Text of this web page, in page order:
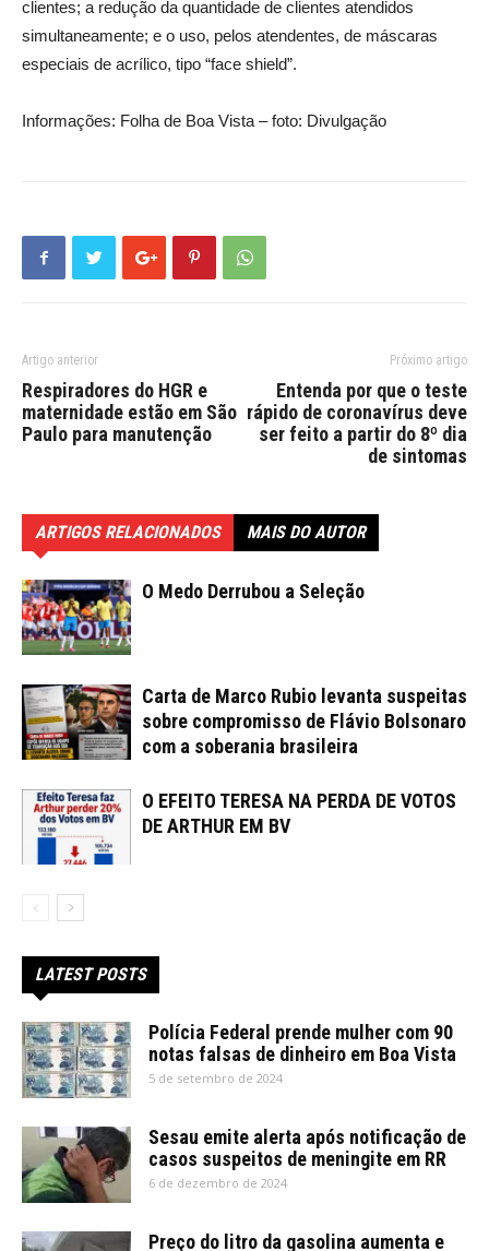
clientes; a redução da quantidade de clientes atendidos
simultaneamente; e o uso, pelos atendentes, de máscaras
especiais de acrílico, tipo “face shield”.
Informações: Folha de Boa Vista – foto: Divulgação
Artigo anterior
Respiradores do HGR e
maternidade estão em São
Paulo para manutenção
Próximo artigo
Entenda por que o teste
rápido de coronavírus deve
ser feito a partir do 8º dia
de sintomas
ARTIGOS RELACIONADOS MAIS DO AUTOR
O Medo Derrubou a Seleção
Carta de Marco Rubio levanta suspeitas
sobre compromisso de Flávio Bolsonaro
com a soberania brasileira
O EFEITO TERESA NA PERDA DE VOTOS
DE ARTHUR EM BV
LATEST POSTS
Polícia Federal prende mulher com 90
notas falsas de dinheiro em Boa Vista
5 de setembro de 2024
Sesau emite alerta após notificação de
casos suspeitos de meningite em RR
6 de dezembro de 2024
Preço do litro da gasolina aumenta e